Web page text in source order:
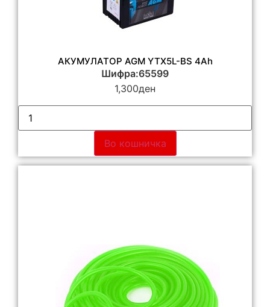
АКУМУЛАТОР AGM YTX5L-BS 4Ah
Шифра:65599
1,300ден
Во кошничка